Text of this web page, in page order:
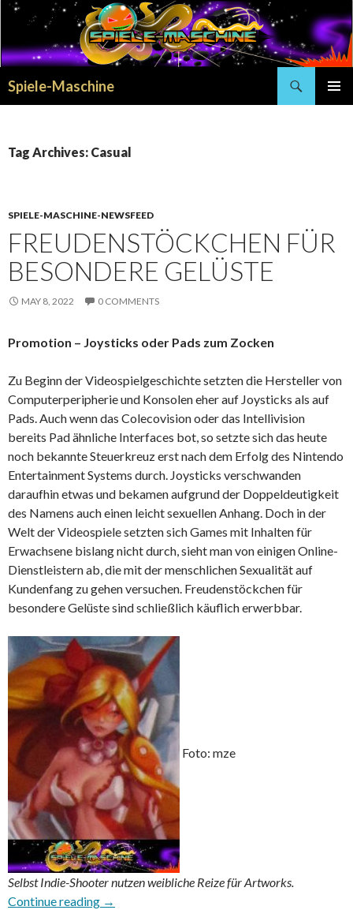
Spiele-Maschine
Tag Archives: Casual
SPIELE-MASCHINE-NEWSFEED
FREUDENSTÖCKCHEN FÜR
BESONDERE GELÜSTE
MAY 8, 2022 0 COMMENTS
Promotion – Joysticks oder Pads zum Zocken
Zu Beginn der Videospielgeschichte setzten die Hersteller von
Computerperipherie und Konsolen eher auf Joysticks als auf
Pads. Auch wenn das Colecovision oder das Intellivision
bereits Pad ähnliche Interfaces bot, so setzte sich das heute
noch bekannte Steuerkreuz erst nach dem Erfolg des Nintendo
Entertainment Systems durch. Joysticks verschwanden
daraufhin etwas und bekamen aufgrund der Doppeldeutigkeit
des Namens auch einen leicht sexuellen Anhang. Doch in der
Welt der Videospiele setzten sich Games mit Inhalten für
Erwachsene bislang nicht durch, sieht man von einigen Online-
Dienstleistern ab, die mit der menschlichen Sexualität auf
Kundenfang zu gehen versuchen. Freudenstöckchen für
besondere Gelüste sind schließlich käuflich erwerbbar.
Foto: mze
Selbst Indie-Shooter nutzen weibliche Reize für Artworks.
Continue reading Freudenstöckchen für besondere Gelüste
→